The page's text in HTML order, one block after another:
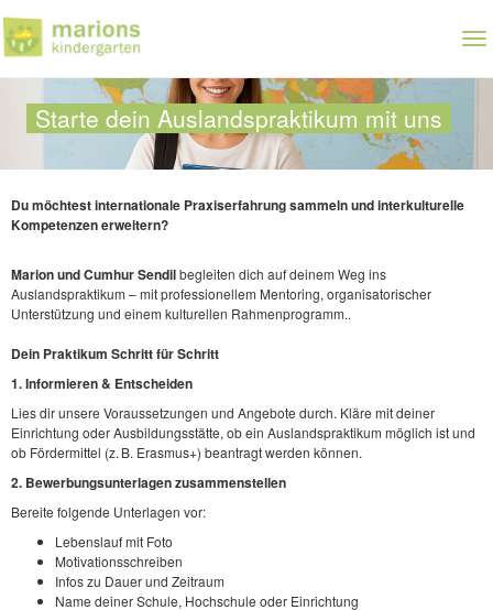
Hauptinhalt
springen
Starte dein Auslandspraktikum mit uns
Du möchtest internationale Praxiserfahrung sammeln und interkulturelle
Kompetenzen erweitern?
Marion und Cumhur Sendilbegleiten dich auf deinem Weg ins
Auslandspraktikum – mit professionellem Mentoring, organisatorischer
Unterstützung und einem kulturellen Rahmenprogramm..
Dein Praktikum Schritt für Schritt
1. Informieren & Entscheiden
Lies dir unsere Voraussetzungen und Angebote durch. Kläre mit deiner
Einrichtung oder Ausbildungsstätte, ob ein Auslandspraktikum möglich ist und
ob Fördermittel (z. B. Erasmus+) beantragt werden können.
2. Bewerbungsunterlagen zusammenstellen
Bereite folgende Unterlagen vor:
Lebenslauf mit Foto
Motivationsschreiben
Infos zu Dauer und Zeitraum
Name deiner Schule, Hochschule oder Einrichtung